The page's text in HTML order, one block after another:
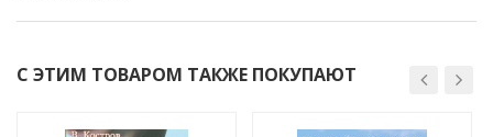
С ЭТИМ ТОВАРОМ ТАКЖЕ ПОКУПАЮТ